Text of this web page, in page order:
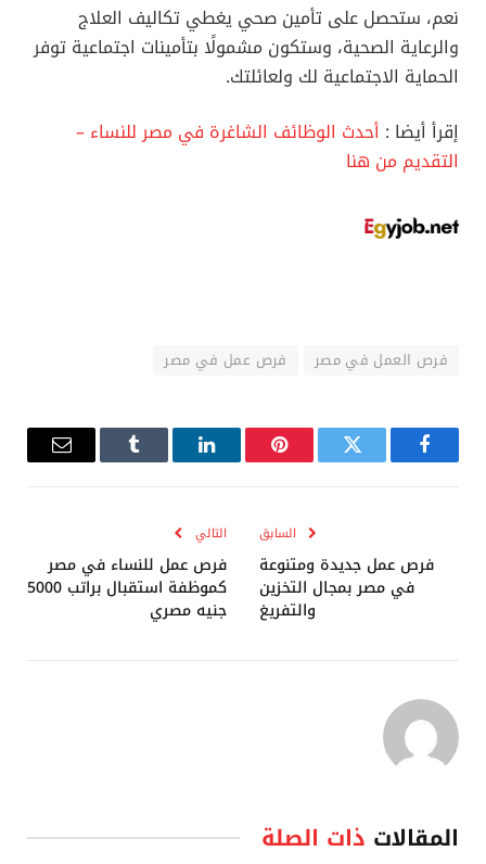
نعم، ستحصل على تأمين صحي يغطي تكاليف العلاج
والرعاية الصحية، وستكون مشمولًا بتأمينات اجتماعية توفر
الحماية الاجتماعية لك ولعائلتك.
إقرأ أيضا : أحدث الوظائف الشاغرة في مصر للنساء –
التقديم من هنا
فرص العمل في مصر فرص عمل في مصر
فيسبوك تويتر بينتيريستلينكدإن Tumblr
البريد
السابق
فرص عمل جديدة ومتنوعة
في مصر بمجال التخزين
والتفريغ
التالي
فرص عمل للنساء في مصر
كموظفة استقبال براتب 5000
جنيه مصري
المقالات ذات الصلة